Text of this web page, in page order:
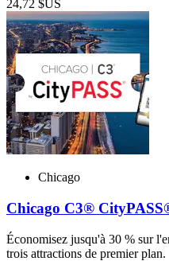
24,72 $US
Chicago
Chicago C3®
Économisez jusqu'à 30 % sur
trois attractions de premier plan.